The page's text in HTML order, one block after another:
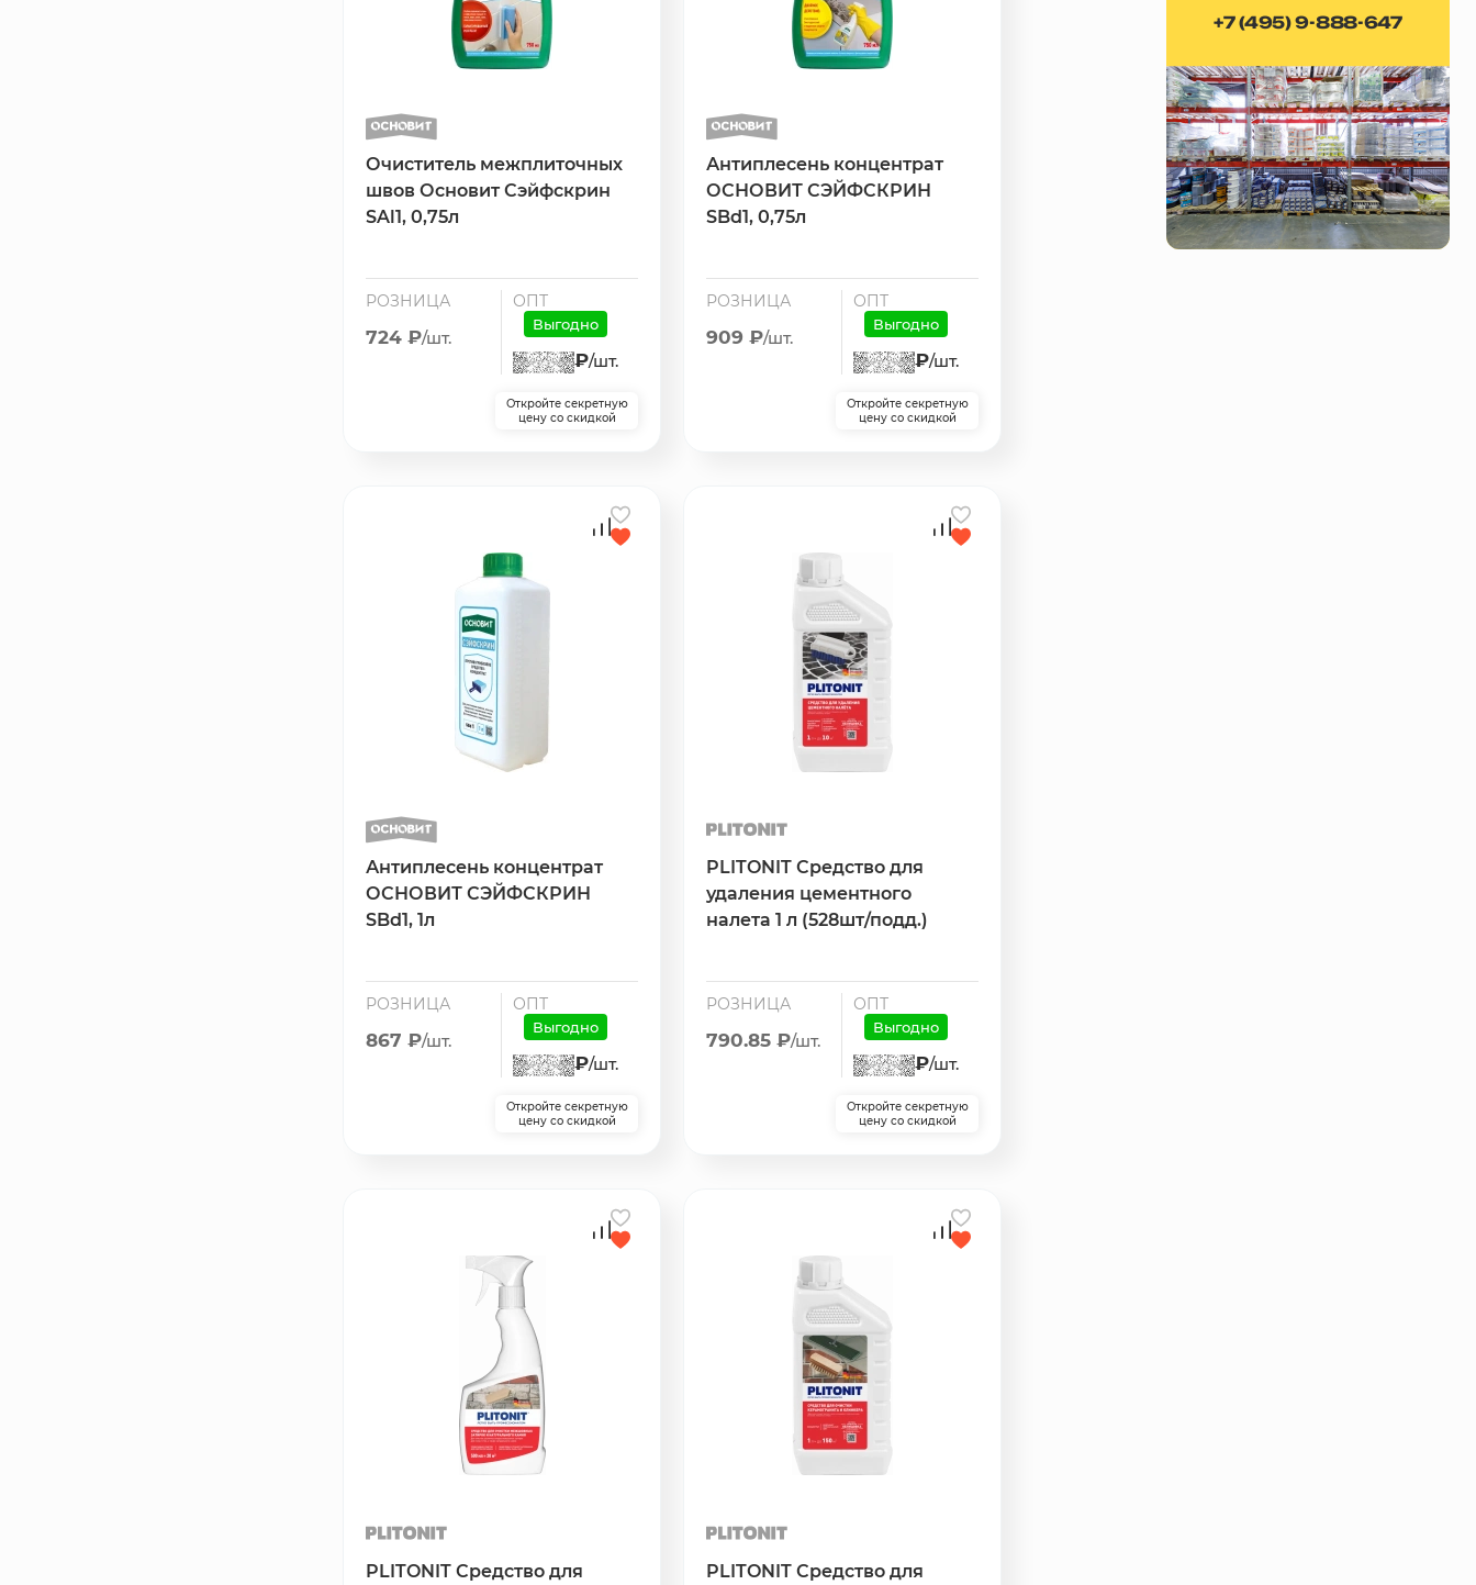
Очиститель межплиточных
швов Основит Сэйфскрин
SAl1, 0,75л
РОЗНИЦА
724 ₽/шт.
ОПТ
Выгодно
₽/шт.
Откройте секретную
цену со скидкой
Антиплесень концентрат
ОСНОВИТ СЭЙФСКРИН
SBd1, 0,75л
РОЗНИЦА
909 ₽/шт.
ОПТ
Выгодно
₽/шт.
Откройте секретную
цену со скидкой
Антиплесень концентрат
ОСНОВИТ СЭЙФСКРИН
SBd1, 1л
РОЗНИЦА
867 ₽/шт.
ОПТ
Выгодно
₽/шт.
Откройте секретную
цену со скидкой
PLITONIT Средство для
удаления цементного
налета 1 л (528шт/подд.)
РОЗНИЦА
790.85 ₽/шт.
ОПТ
Выгодно
₽/шт.
Откройте секретную
цену со скидкой
PLITONIT Средство для PLITONIT Средство для
+7 (495) 9-888-647